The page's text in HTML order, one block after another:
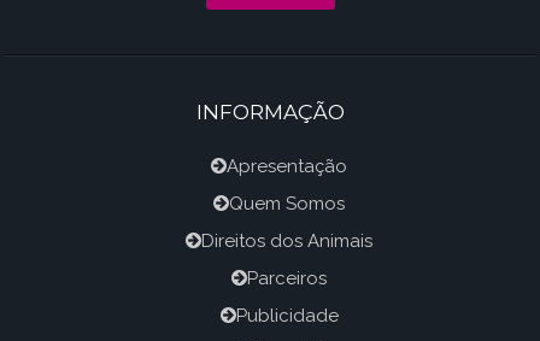
INFORMAÇÃO
Apresentação
Quem Somos
Direitos dos Animais
Parceiros
Publicidade